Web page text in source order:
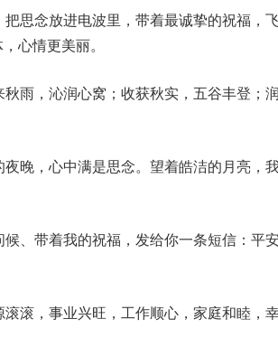
思念放进电波里，带着最诚挚的祝福，
心情更美丽。
雨，沁润心窝；收获秋实，五谷丰登；
晚，心中满是思念。望着皓洁的月亮，
、带着我的祝福，发给你一条短信：平
滚，事业兴旺，工作顺心，家庭和睦，